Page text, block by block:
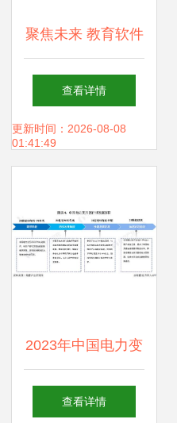
聚焦未来 教育软件
的研究与开发探索
查看详情
更新时间：2026-08-08
01:41:49
2023年中国电力变
压器行业全景图谱
查看详情